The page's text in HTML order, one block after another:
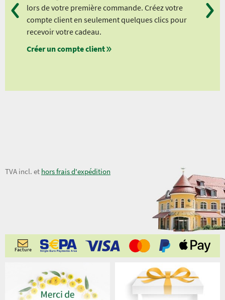
lors de votre première commande. Créez votre
compte client en seulement quelques clics pour
recevoir votre cadeau.
Créer un compte client
18,50 €
TVA incl. et hors frais d'expédition
Facture